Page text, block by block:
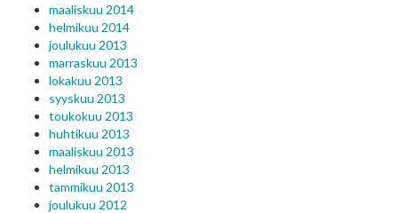
maaliskuu 2014
helmikuu 2014
joulukuu 2013
marraskuu 2013
lokakuu 2013
syyskuu 2013
toukokuu 2013
huhtikuu 2013
maaliskuu 2013
helmikuu 2013
tammikuu 2013
joulukuu 2012